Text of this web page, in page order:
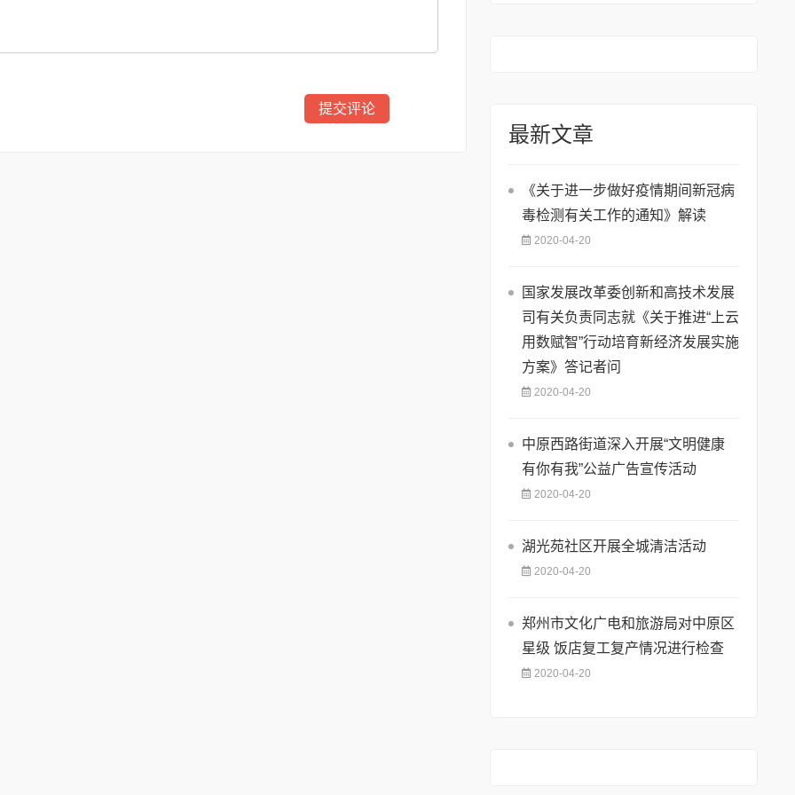
最新文章
《关于进一步做好疫情期间新冠病
毒检测有关工作的通知》解读
2020-04-20
国家发展改革委创新和高技术发展
司有关负责同志就《关于推进“上云
用数赋智”行动培育新经济发展实施
方案》答记者问
2020-04-20
中原西路街道深入开展“文明健康
有你有我”公益广告宣传活动
2020-04-20
湖光苑社区开展全城清洁活动
2020-04-20
郑州市文化广电和旅游局对中原区
星级 饭店复工复产情况进行检查
2020-04-20